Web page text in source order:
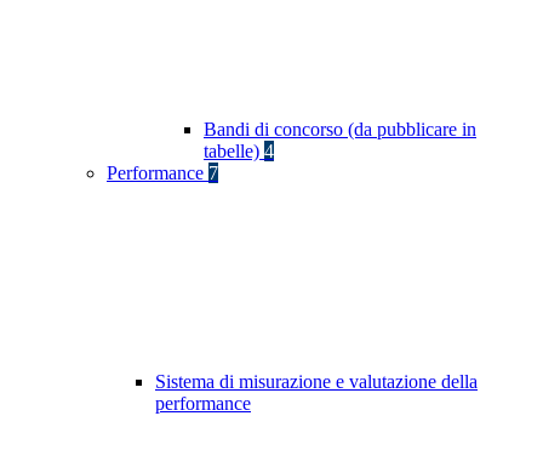
Bandi di concorso (da pubblicare in
tabelle) 4
Performance 7
Sistema di misurazione e valutazione della
performance